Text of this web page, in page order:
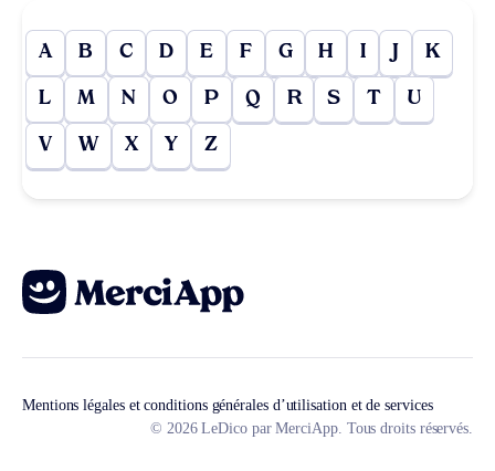
A B C D E F G H I J K
L M N O P Q R S T U
V W X Y Z
Mentions légales et conditions générales d’utilisation et de services
© 2026 LeDico par MerciApp. Tous droits réservés.